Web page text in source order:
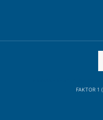
FAKTOR 1 (